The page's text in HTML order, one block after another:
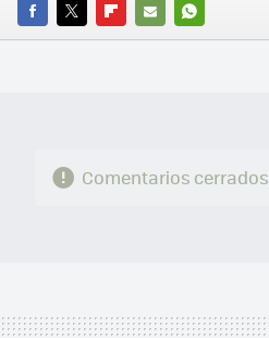
FACEBOOK
TWITTERFLIPBOARD
E-
WHATSAPP
Comentarios cerrados